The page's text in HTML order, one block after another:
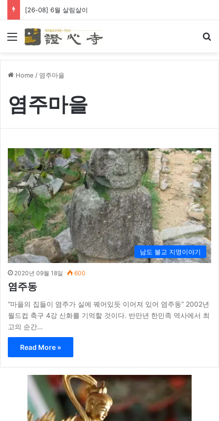
[26-08] 6월 살림살이
Menu
Home / 염주마을
염주마을
남도 불교 지명이야기
2020년 09월 18일 600
염주동
“마을의 집들이 염주가 실에 꿰어있듯 이어져 있어 염주동” 2002년
월드컵 축구 4강 신화를 기억할 것이다. 반만년 한민족 역사에서 최
고의 순간…
Read More »